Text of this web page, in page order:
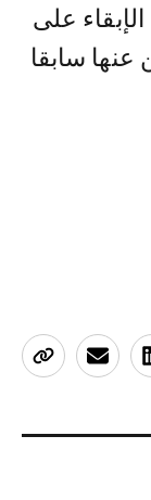
على
عنها سابقا